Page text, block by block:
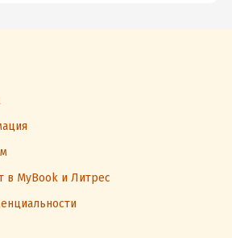
в MyBook и Литрес